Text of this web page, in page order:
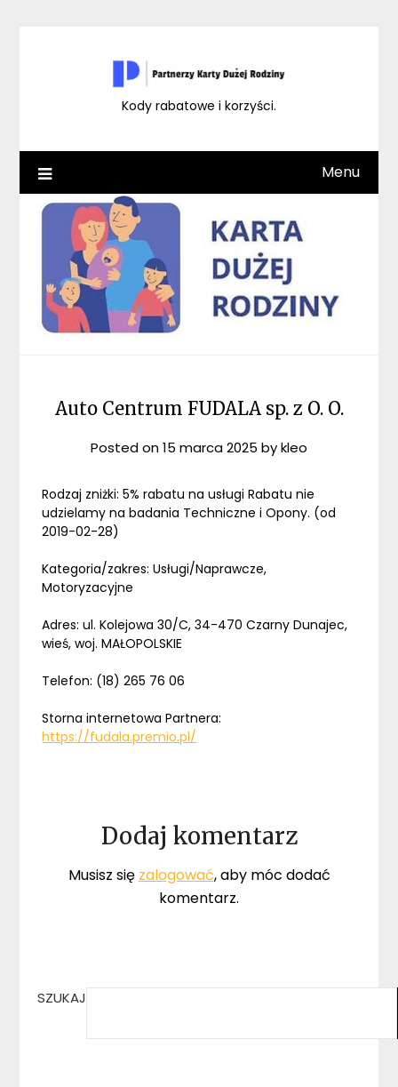
Kody rabatowe i korzyści.
Menu
Auto Centrum FUDALA sp. z O. O.
Posted on15 marca 2025 bykleo
Rodzaj zniżki: 5% rabatu na usługi Rabatu nie
udzielamy na badania Techniczne i Opony. (od
2019-02-28)
Kategoria/zakres: Usługi/Naprawcze,
Motoryzacyjne
Adres: ul. Kolejowa 30/C, 34-470 Czarny Dunajec,
wieś, woj. MAŁOPOLSKIE
Telefon: (18) 265 76 06
Storna internetowa Partnera:
https://fudala.premio.pl/
Dodaj komentarz
Musisz się zalogować, aby móc dodać
komentarz.
SZUKAJ